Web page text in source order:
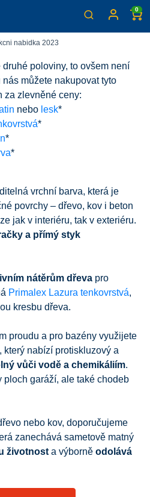
0
nabidka 2023
nabídka
prodejnách po celé
poloviny, to ovšem není
můžete nakupovat tyto
za zlevněné ceny:
nebo lesk*
*
*
*
vrchní barva, která je
povrchy – dřevo, kov i beton
jak v interiéru, tak v exteriéru.
a přímý styk
nátěrům dřeva pro
Primalex Lazura tenkovrstvá,
kresbu dřeva.
proudu a pro bazény využijete
, který nabízí protiskluzový a
vůči vodě a chemikáliím.
ploch garáží, ale také chodeb
nebo kov, doporučujeme
zanechává sametově matný
životnost a výborně odolává